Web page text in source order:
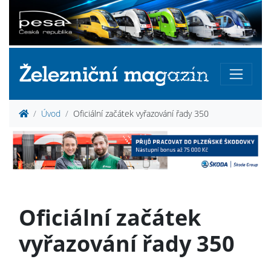
Úvod Oficiální začátek vyřazování řady 350
Oficiální začátek
vyřazování řady 350